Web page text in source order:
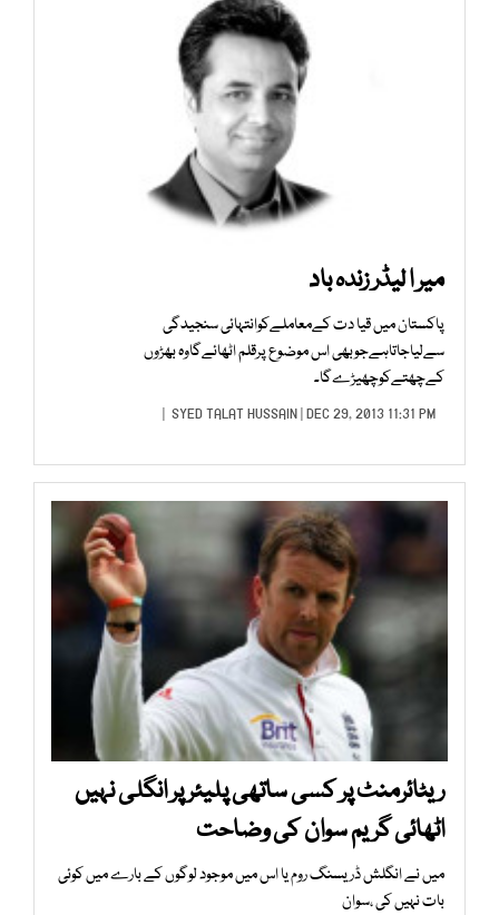
میر ا لیڈر زندہ باد
پاکستان میں قیا دت کےمعاملےکوانتہائی سنجیدگی
سےلیاجاتاہےجوبھی اس موضوع پرقلم اٹھائےگاوہ بھڑوں
کےچھتےکوچھیڑےگا۔
SYED TALAT HUSSAIN | DEC 29, 2013 11:31 PM |
ریٹائرمنٹ پر کسی ساتھی پلیئر پر انگلی نہیں
اٹھائی گریم سوان کی وضاحت
میں نے انگلش ڈریسنگ روم یا اس میں موجود لوگوں کے بارے میں کوئی
بات نہیں کی ،سوان